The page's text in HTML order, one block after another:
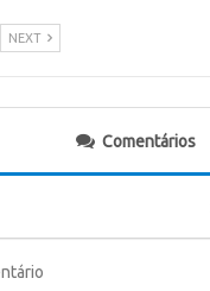
NEXT
Comentários